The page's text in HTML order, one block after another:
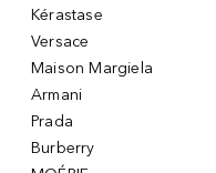
Kérastase
Versace
Maison Margiela
Armani
Prada
Burberry